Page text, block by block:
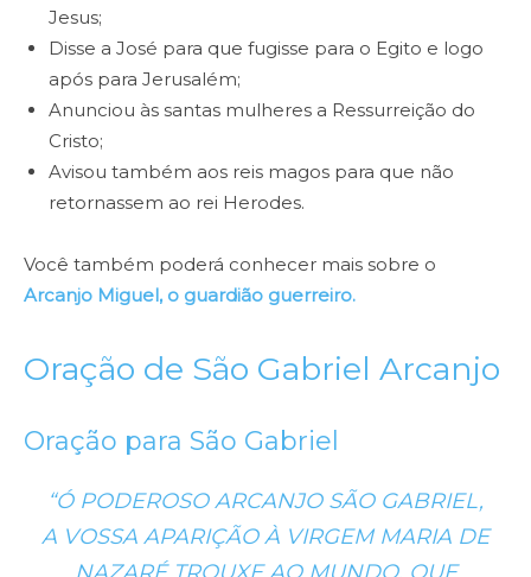
Jesus;
Disse a José para que fugisse para o Egito e logo
após para Jerusalém;
Anunciou às santas mulheres a Ressurreição do
Cristo;
Avisou também aos reis magos para que não
retornassem ao rei Herodes.
Você também poderá conhecer mais sobre o
Arcanjo Miguel, o guardião guerreiro.
Oração de São Gabriel Arcanjo
Oração para São Gabriel
“Ó PODEROSO ARCANJO SÃO GABRIEL,
A VOSSA APARIÇÃO À VIRGEM MARIA DE